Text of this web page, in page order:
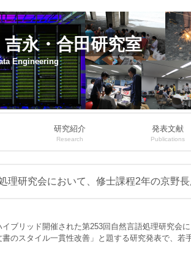
吉永・合田研究室
Engineering
研究紹介
Research
発表文献
Publications
理研究会において、修士課程2年の京野
ブリッド開催された第253回自然言語処理研究会
のスタイル一貫性改善」と題する研究発表で、若